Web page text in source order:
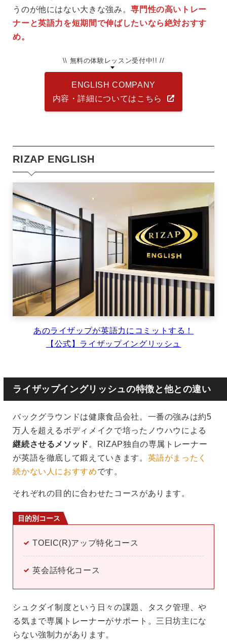
うのが他にはない大きな強み。専門性の高いトレー
ナーと英語力を短期間で伸ばしたいなら絶対おすす
め。
\\ 無料の体験レッスン受付中!! //
ENGLISH COMPANY
内容・詳細についてはこちら
RIZAP ENGLISH
あのライザップが英語力にコミットする！
【公式】ライザップイングリッシュ
ライザップイングリッシュの特徴と他との違い
バックグラウンドは健康食品会社。一番の強みは約5
万人を超えるボディメイクで培ったノウハウによる
継続させるメソッド 。RIZAP独自の専属トレーナー
が英語を徹底して鍛えていきます。 英語がまったく
続かない人におすすめです。
それぞれの目的に合わせたコースがあります。
目的別コース
TOEIC(R)アップ特化コース
英会話特化コース
シュクダイ制度という日々の課題、タスク管理、や
る気まで専属トレーナーがサポート。三日坊主にな
らない強制力があります。